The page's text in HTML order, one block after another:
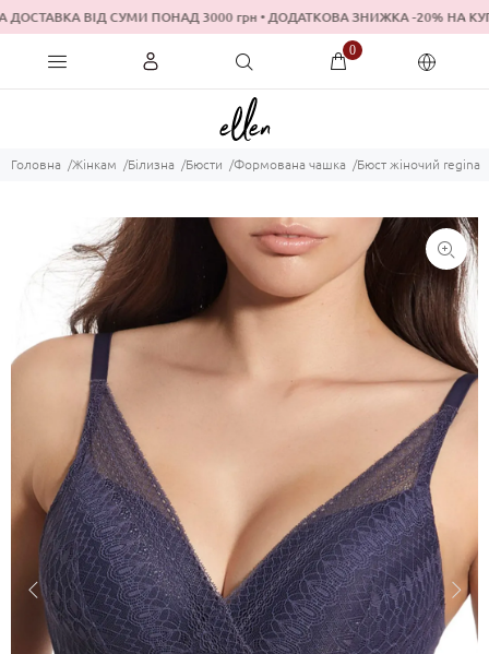
ВІД СУМИ ПОНАД 3000 грн • ДОДАТКОВА ЗНИЖКА -20%
0
Головна Жінкам Білизна Бюсти Формована чашка Бюст жіночий regina